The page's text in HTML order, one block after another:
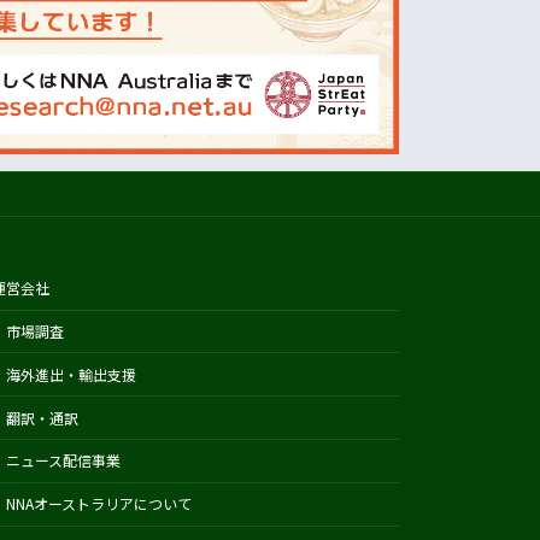
オーストラリアの天気(BOM)
ニュージーランドの天気(MetService)
プライスチェック
ウールワース
コールズ
IGA
その他
Austrade
Japan External Trade Organization
(JETRO)
Biosecurity Import Conditions
営会社
市場調査
海外進出・輸出支援
翻訳・通訳
ニュース配信事業
NNAオーストラリアについて